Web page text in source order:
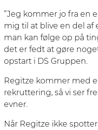
”Jeg kommer jo fra en
mig til at blive en del af
man kan følge op på
det er fedt at gøre
opstart i DS Gruppen.
Regitze kommer med
rekruttering, så vi ser
evner.
Når Regitze ikke